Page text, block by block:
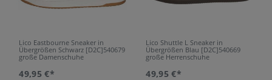
Lico Eastbourne Sneaker in
Übergrößen Schwarz [D2C]540679
große Damenschuhe
49,95 €*
Lico Shuttle L Sneaker in
Übergrößen Blau [D2C]540669
große Herrenschuhe
49,95 €*